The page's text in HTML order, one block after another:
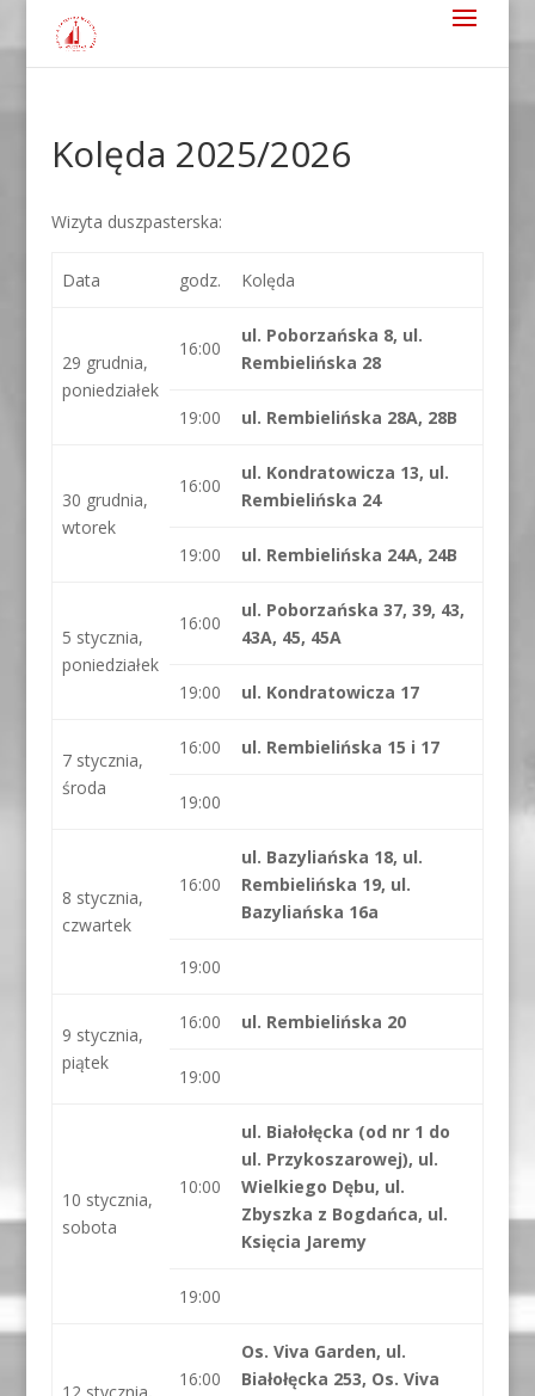
Kolęda 2025/2026
Wizyta duszpasterska:
Data godz. Kolęda
29 grudnia,
poniedziałek
16:00
ul. Poborzańska 8, ul.
Rembielińska 28
19:00 ul. Rembielińska 28A, 28B
30 grudnia,
wtorek
16:00
ul. Kondratowicza 13, ul.
Rembielińska 24
19:00 ul. Rembielińska 24A, 24B
5 stycznia,
poniedziałek
16:00
ul. Poborzańska 37, 39, 43,
43A, 45, 45A
19:00 ul. Kondratowicza 17
7 stycznia,
środa
16:00 ul. Rembielińska 15 i 17
19:00
8 stycznia,
czwartek
16:00
ul. Bazyliańska 18, ul.
Rembielińska 19, ul.
Bazyliańska 16a
19:00
9 stycznia,
piątek
16:00 ul. Rembielińska 20
19:00
10 stycznia,
sobota
10:00
ul. Białołęcka (od nr 1 do
ul. Przykoszarowej), ul.
Wielkiego Dębu, ul.
Zbyszka z Bogdańca, ul.
Księcia Jaremy
19:00
16:00
Os. Viva Garden, ul.
Białołęcka 253, Os. Viva